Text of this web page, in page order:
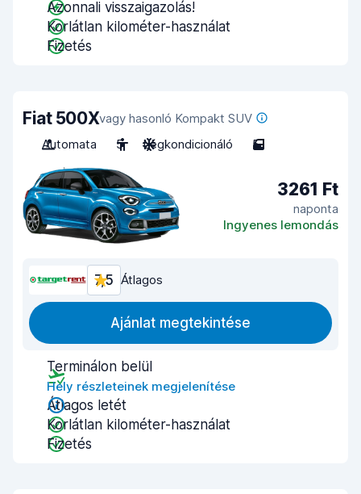
Azonnali visszaigazolás!
Korlátlan kilométer-használat
Fizetés
Fiat 500Xvagy hasonló Kompakt SUV
Automata
5 Légkondicionáló 5
3261 Ft
naponta
Ingyenes lemondás
7,5 Átlagos
Ajánlat megtekintése
Terminálon belül
Hely részleteinek megjelenítése
Átlagos letét
Korlátlan kilométer-használat
Fizetés